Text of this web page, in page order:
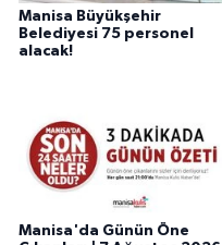
Manisa Büyükşehir
Belediyesi 75 personel
alacak!
Manisa'da Günün Öne